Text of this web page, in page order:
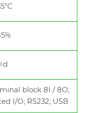
block 8I / 8O;
I/O; RS232; USB